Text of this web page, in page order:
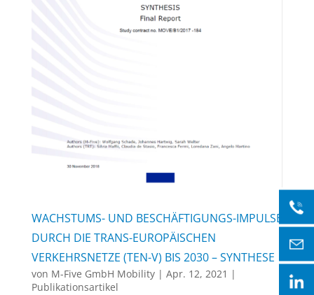
WACHSTUMS- UND BESCHÄFTIGUNGS-IMPULSE
DURCH DIE TRANS-EUROPÄISCHEN
VERKEHRSNETZE (TEN-V) BIS 2030 – SYNTHESE
von M-Five GmbH Mobility| Apr. 12, 2021 |
Publikationsartikel